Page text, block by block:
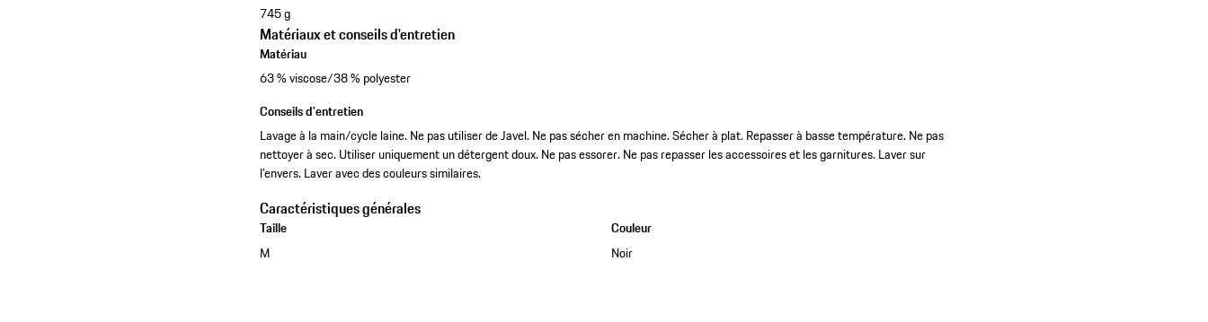
745 g
Matériaux et conseils d'entretien
Matériau
63 % viscose/38 % polyester
Conseils d'entretien
Lavage à la main/cycle laine. Ne pas utiliser de Javel. Ne pas sécher en machine. Sécher à plat. Repasser à basse température. Ne pas
nettoyer à sec. Utiliser uniquement un détergent doux. Ne pas essorer. Ne pas repasser les accessoires et les garnitures. Laver sur
l’envers. Laver avec des couleurs similaires.
Caractéristiques générales
Taille
M
Couleur
Noir